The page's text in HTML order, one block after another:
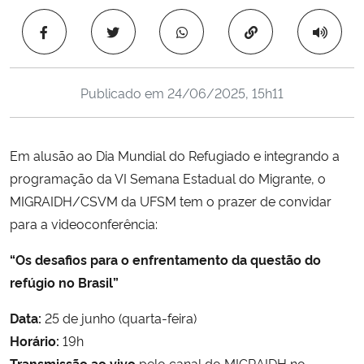
Ministério da Cidadania
Ministério da Saúde
Ministério de Minas e Energia
Ministério do Meio Ambiente
Ministério do Turismo
Ministério do Desenvolvimento Regional
Controladoria-Geral da União
Ministério da Mulher, da Família e dos Direitos Humanos
Copiar para área
Publicado em 24/06/2025, 15h11
Em alusão ao Dia Mundial do Refugiado e integrando a
programação da VI Semana Estadual do Migrante, o
MIGRAIDH/CSVM da UFSM tem o prazer de convidar
para a videoconferência:
“Os desafios para o enfrentamento da questão do
refúgio no Brasil”
Data: 25 de junho (quarta-feira)
Horário: 19h